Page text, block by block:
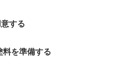
する
を準備する